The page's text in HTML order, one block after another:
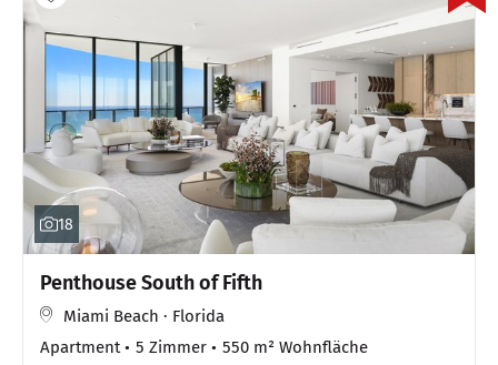
18
Penthouse South of Fifth
Miami Beach · Florida
Apartment
5 Zimmer
550 m² Wohnfläche